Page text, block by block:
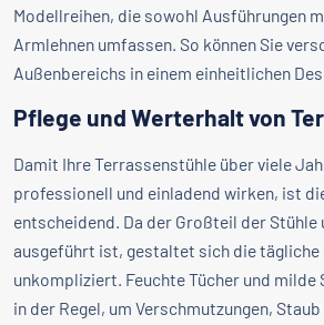
Modellreihen, die sowohl Ausführungen
Armlehnen umfassen. So können Sie
Außenbereichs in einem einheitlichen
Pflege und Werterhalt von
Damit Ihre Terrassenstühle über viele
professionell und einladend wirken, ist
entscheidend. Da der Großteil der
ausgeführt ist, gestaltet sich die tägliche
unkompliziert. Feuchte Tücher und milde
in der Regel, um Verschmutzungen,